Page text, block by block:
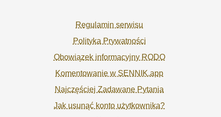
Regulamin serwisu
Polityka Prywatności
Obowiązek informacyjny RODO
Komentowanie w SENNIK.app
Najczęściej Zadawane Pytania
Jak usunąć konto użytkownika?